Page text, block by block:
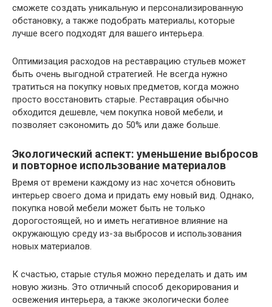
сможете создать уникальную и персонализированную
обстановку, а также подобрать материалы, которые
лучше всего подходят для вашего интерьера.
Оптимизация расходов на реставрацию стульев может
быть очень выгодной стратегией. Не всегда нужно
тратиться на покупку новых предметов, когда можно
просто восстановить старые. Реставрация обычно
обходится дешевле, чем покупка новой мебели, и
позволяет сэкономить до 50% или даже больше.
Экологический аспект: уменьшение выбросов
и повторное использование материалов
Время от времени каждому из нас хочется обновить
интерьер своего дома и придать ему новый вид. Однако,
покупка новой мебели может быть не только
дорогостоящей, но и иметь негативное влияние на
окружающую среду из-за выбросов и использования
новых материалов.
К счастью, старые стулья можно переделать и дать им
новую жизнь. Это отличный способ декорирования и
освежения интерьера, а также экологически более